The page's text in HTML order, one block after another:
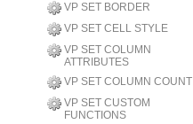
VP SET BORDER
VP SET CELL STYLE
VP SET COLUMN
ATTRIBUTES
VP SET COLUMN COUNT
VP SET CUSTOM
FUNCTIONS